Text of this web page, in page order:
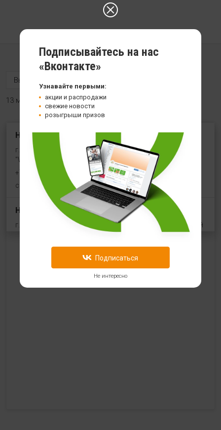
13 магазинов
HealthStore на ул. Угличская
г. Ярославль, ул. Угличская, 8/46, рядом со входом в
"WeiderSport"
+7 (961) 154-19-36
с 10:00 до 21:00 (без выходных)
HealthStore в ТРЦ "Виктория Плаза"
г. Рязань, Первомайский проспект, 70, корп.1, цокольный
этаж, рядом со входом "Эльдорадо"
+7 (910) 969-41-14
с 10:00 до 22:00 (без выходных)
HealthStore в ТРЦ "Ковров-Молл"
Подписывайтесь на нас
«Вконтакте»
Узнавайте первыми:
акции и распродажи
свежие новости
розыгрыши призов
Подписаться
Не интересно